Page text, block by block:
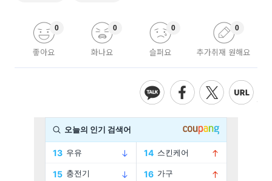
좋아요
0
화나요
0
슬퍼요
0
추가취재 원해요
0